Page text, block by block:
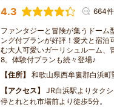
4.3 664件
ファンタジーと冒険が集うドーム
ング付プランが好評！愛犬と宿泊
む大人可愛いガーリシュルーム、
8。体験付プランも続々登場♪
住所
和歌山県西牟婁郡白浜
アクセス
JR白浜駅よりタク
停とれとれ市場前より徒歩5分。